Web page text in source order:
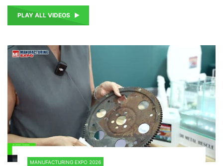
PLAY ALL VIDEOS
MANUFACTURING EXPO 2026